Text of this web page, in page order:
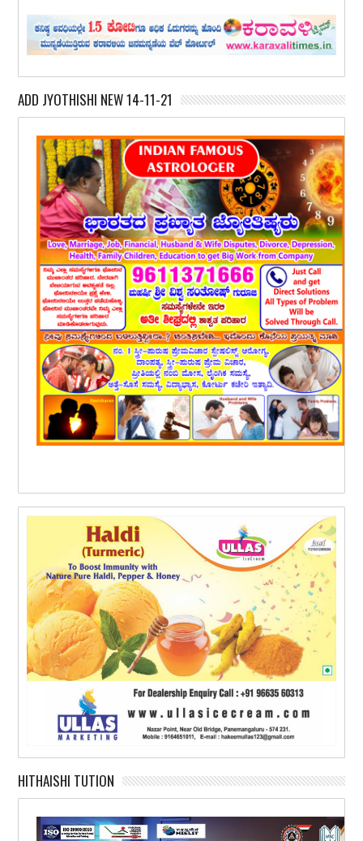
ADD JYOTHISHI NEW 14-11-21
HITHAISHI TUTION